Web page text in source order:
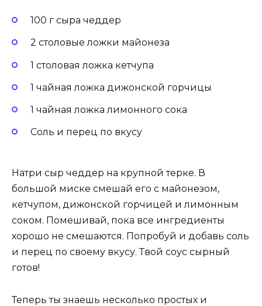
100 г сыра чеддер
2 столовые ложки майонеза
1 столовая ложка кетчупа
1 чайная ложка дижонской горчицы
1 чайная ложка лимонного сока
Соль и перец по вкусу
Натри сыр чеддер на крупной терке. В
большой миске смешай его с майонезом,
кетчупом, дижонской горчицей и лимонным
соком. Помешивай, пока все ингредиенты
хорошо не смешаются. Попробуй и добавь соль
и перец по своему вкусу. Твой соус сырный
готов!
Теперь ты знаешь несколько простых и